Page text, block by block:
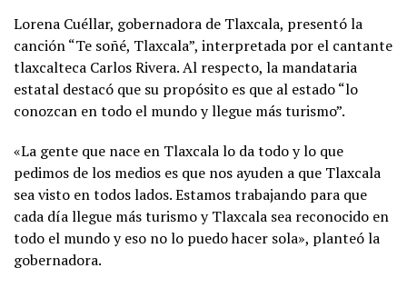
Lorena Cuéllar, gobernadora de Tlaxcala, presentó la
canción “Te soñé, Tlaxcala”, interpretada por el cantante
tlaxcalteca Carlos Rivera. Al respecto, la mandataria
estatal destacó que su propósito es que al estado “lo
conozcan en todo el mundo y llegue más turismo”.
«La gente que nace en Tlaxcala lo da todo y lo que
pedimos de los medios es que nos ayuden a que Tlaxcala
sea visto en todos lados. Estamos trabajando para que
cada día llegue más turismo y Tlaxcala sea reconocido en
todo el mundo y eso no lo puedo hacer sola», planteó la
gobernadora.